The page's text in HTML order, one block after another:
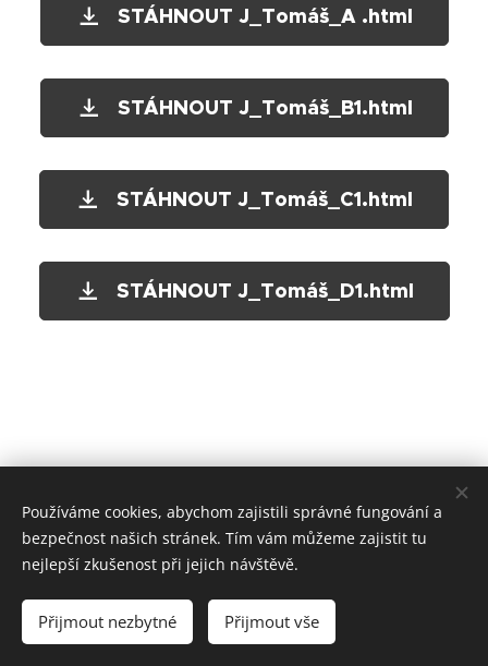
STÁHNOUT J_Tomáš_A .html
STÁHNOUT J_Tomáš_B1.html
STÁHNOUT J_Tomáš_C1.html
STÁHNOUT J_Tomáš_D1.html
© 2026 COR DOMUS s.r.o. Cookies
Používáme cookies, abychom zajistili správné fungování a
bezpečnost našich stránek. Tím vám můžeme zajistit tu
nejlepší zkušenost při jejich návštěvě.
Přijmout nezbytné Přijmout vše